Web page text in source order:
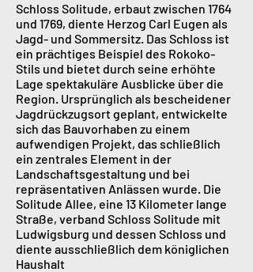
Schloss Solitude, erbaut zwischen 1764
und 1769, diente Herzog Carl Eugen als
Jagd- und Sommersitz. Das Schloss ist
ein prächtiges Beispiel des Rokoko-
Stils und bietet durch seine erhöhte
Lage spektakuläre Ausblicke über die
Region. Ursprünglich als bescheidener
Jagdrückzugsort geplant, entwickelte
sich das Bauvorhaben zu einem
aufwendigen Projekt, das schließlich
ein zentrales Element in der
Landschaftsgestaltung und bei
repräsentativen Anlässen wurde. Die
Solitude Allee, eine 13 Kilometer lange
Straße, verband Schloss Solitude mit
Ludwigsburg und dessen Schloss und
diente ausschließlich dem königlichen
Haushalt​